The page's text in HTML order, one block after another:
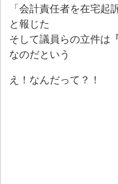
「会計責任者を在宅起
と報じた
そして議員らの立件は
なのだという
え！なんだって？！